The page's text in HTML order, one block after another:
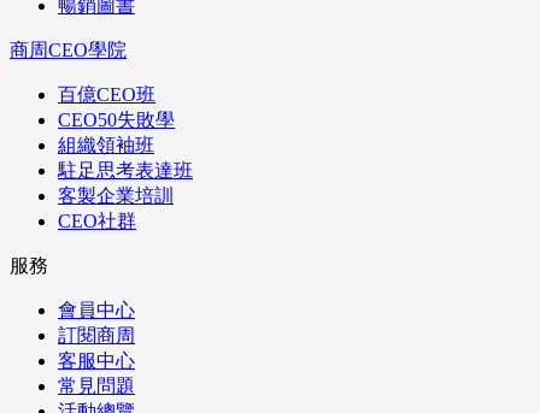
暢銷圖書
商周CEO學院
百億CEO班
CEO50失敗學
組織領袖班
駐足思考表達班
客製企業培訓
CEO社群
服務
會員中心
訂閱商周
客服中心
常見問題